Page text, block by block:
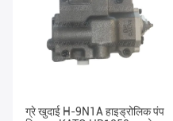
ग्रे खुदाई H-9N1A हाइड्रोलिक पंप